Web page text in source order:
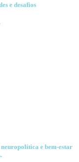
e desafios
e bem-estar